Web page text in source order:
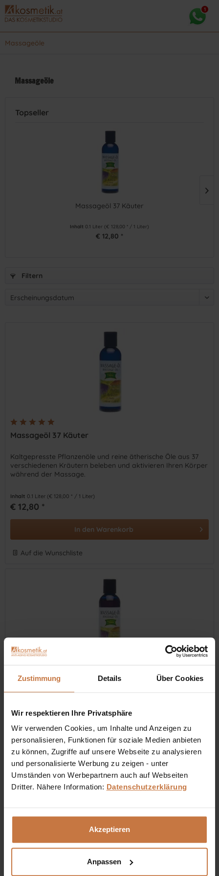
Zustimmung Details Über Cookies
Wir respektieren Ihre Privatsphäre
Wir verwenden Cookies, um Inhalte und Anzeigen zu
personalisieren, Funktionen für soziale Medien anbieten
zu können, Zugriffe auf unsere Webseite zu analysieren
und personalisierte Werbung zu zeigen - unter
Umständen von Werbepartnern auch auf Webseiten
Dritter. Nähere Information: Datenschutzerklärung
Akzeptieren
Anpassen
Massageöle
Massageöle
Topseller
Massageöl 37 Käuter
Inhalt 0.1 Liter (€ 128,00 * / 1 Liter)
€ 12,80 *
Filtern
Massageöl 37 Käuter
Kaltgepresste Pflanzenöle und reine ätherische Öle aus 37
verschiedenen Kräutern beleben und aktivieren Ihren Körper
während der Massage.
Inhalt 0.1 Liter (€ 128,00 * / 1 Liter)
€ 12,80 *
In den Warenkorb
Auf die Wunschliste
Massageöl Gemütserhellend
stimmen Sie positiv an kalten, grauen Winterabenden.
Inhalt0.1 Liter(€ 125,00 * / 1 Liter)
€ 12,50 *
In den Warenkorb
Egal ob Gesichts- oder Körperpflege, Aromatherapie
oder verwöhnende Massagen – die hochwertigen Öle von
STYX Naturcosmetic eignen sich für viele